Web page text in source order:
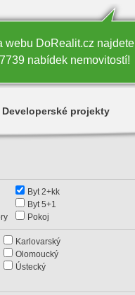
webu DoRealit.cz najdete
nabídek nemovitostí!
Developerské projekty
Byt 2+kk
Byt 5+1
Pokoj
Karlovarský
Olomoucký
Ústecký